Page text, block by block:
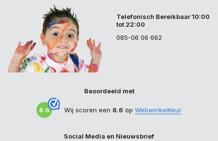
Telefonisch Bereikbaar 10:00
tot 22:00
085-06 06 662
Beoordeeld met
8.6 Wij scoren een 8.6 op WebwinkelKeur
Social Media en Nieuwsbrief